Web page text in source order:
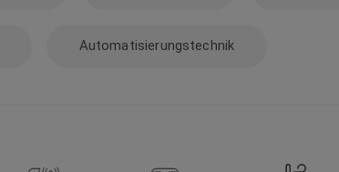
Automatisierungstechnik